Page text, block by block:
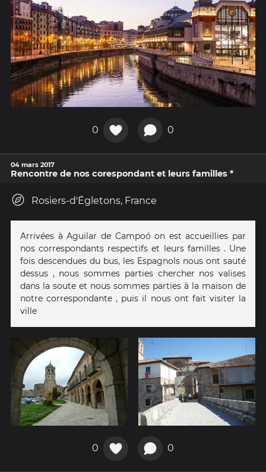
0 0
04 mars 2017
Rencontre de nos corespondant et leurs familles *
Rosiers-d'Égletons, France
Arrivées à Aguilar de Campoó on est accueillies par
nos correspondants respectifs et leurs familles . Une
fois descendues du bus, les Espagnols nous ont sauté
dessus , nous sommes parties chercher nos valises
dans la soute et nous sommes parties à la maison de
notre correspondante , puis il nous ont fait visiter la
ville
0 0